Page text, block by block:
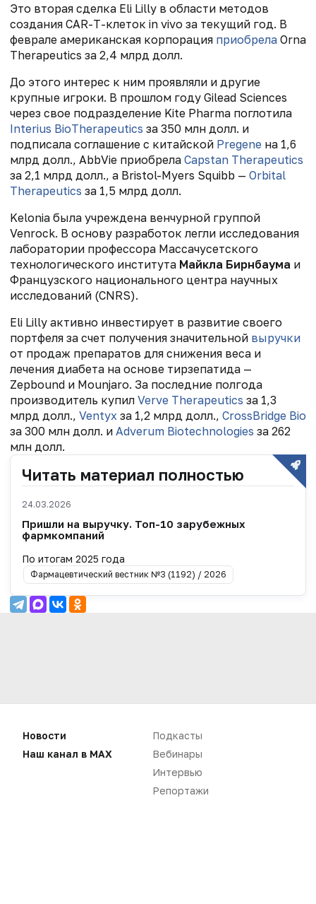
Это вторая сделка Eli Lilly в области методов
создания CAR-T-клеток in vivo за текущий год. В
феврале американская корпорация приобрела Orna
Therapeutics за 2,4 млрд долл.
До этого интерес к ним проявляли и другие
крупные игроки. В прошлом году Gilead Sciences
через свое подразделение Kite Pharma поглотила
Interius BioTherapeutics за 350 млн долл. и
подписала соглашение с китайской Pregene на 1,6
млрд долл., AbbVie приобрела Capstan Therapeutics
за 2,1 млрд долл., а Bristol-Myers Squibb — Orbital
Therapeutics за 1,5 млрд долл.
Kelonia была учреждена венчурной группой
Venrock. В основу разработок легли исследования
лаборатории профессора Массачусетского
технологического института Майкла Бирнбаума и
Французского национального центра научных
исследований (CNRS).
Eli Lilly активно инвестирует в развитие своего
портфеля за счет получения значительной выручки
от продаж препаратов для снижения веса и
лечения диабета на основе тирзепатида —
Zepbound и Mounjaro. За последние полгода
производитель купил Verve Therapeutics за 1,3
млрд долл., Ventyx за 1,2 млрд долл., CrossBridge Bio
за 300 млн долл. и Adverum Biotechnologies за 262
млн долл.
Читать материал полностью
24.03.2026
Пришли на выручку. Топ-10 зарубежных
фармкомпаний
По итогам 2025 года
Фармацевтический вестник №3 (1192) / 2026
Нет комментариев
Новости
Наш канал в MAX
Подкасты
Вебинары
Интервью
Репортажи